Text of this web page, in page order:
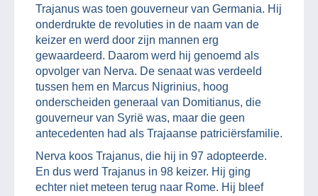
Trajanus was toen gouverneur van Germania. Hij
onderdrukte de revoluties in de naam van de
keizer en werd door zijn mannen erg
gewaardeerd. Daarom werd hij genoemd als
opvolger van Nerva. De senaat was verdeeld
tussen hem en Marcus Nigrinius, hoog
onderscheiden generaal van Domitianus, die
gouverneur van Syrië was, maar die geen
antecedenten had als Trajaanse patriciërsfamilie.
Nerva koos Trajanus, die hij in 97 adopteerde.
En dus werd Trajanus in 98 keizer. Hij ging
echter niet meteen terug naar Rome. Hij bleef